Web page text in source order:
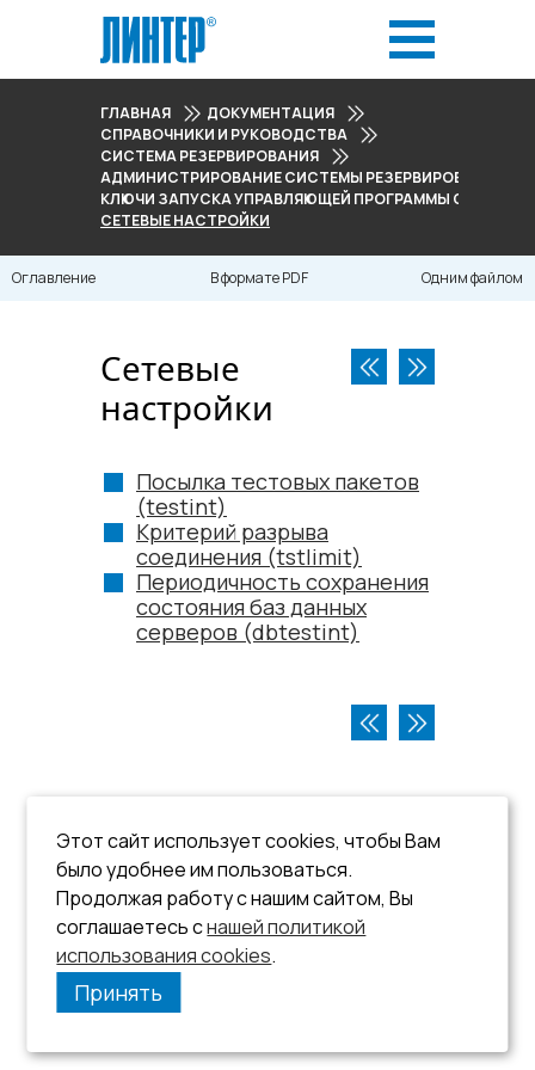
ГЛАВНАЯ
ДОКУМЕНТАЦИЯ
СПРАВОЧНИКИ И РУКОВОДСТВА
СИСТЕМА РЕЗЕРВИРОВАНИЯ
АДМИНИСТРИРОВАНИЕ СИСТЕМЫ РЕЗЕРВИРОВАНИЯ
КЛЮЧИ ЗАПУСКА УПРАВЛЯЮЩЕЙ ПРОГРАММЫ СИСТЕМЫ
СЕТЕВЫЕ НАСТРОЙКИ
Оглавление В формате PDF Одним файлом
Сетевые
настройки
Посылка тестовых пакетов
(testint)
Критерий разрыва
соединения (tstlimit)
Периодичность сохранения
состояния баз данных
серверов (dbtestint)
Этот сайт использует cookies, чтобы Вам
было удобнее им пользоваться.
Продолжая работу с нашим сайтом, Вы
соглашаетесь снашей политикой
использования cookies.
Принять